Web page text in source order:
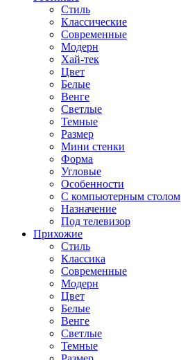
Стиль
Классические
Современные
Модерн
Хай-тек
Цвет
Белые
Венге
Светлые
Темные
Размер
Мини стенки
Форма
Угловые
Особенности
С компьютерным столом
Назначение
Под телевизор
Прихожие
Стиль
Классика
Современные
Модерн
Цвет
Белые
Венге
Светлые
Темные